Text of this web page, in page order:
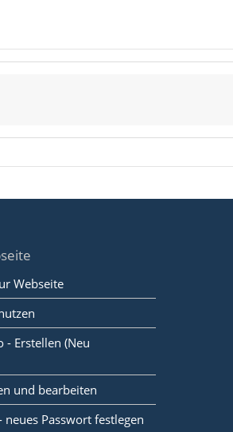
Webseite
- Erstellen (Neu
und bearbeiten
neues Passwort festlegen